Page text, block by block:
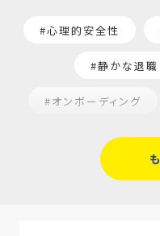
#心理的安全性
#静かな退職
#オンボーディング
#平
#人材定着